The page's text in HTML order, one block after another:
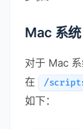
Mac 系统
对于 Mac
在
/
如下：